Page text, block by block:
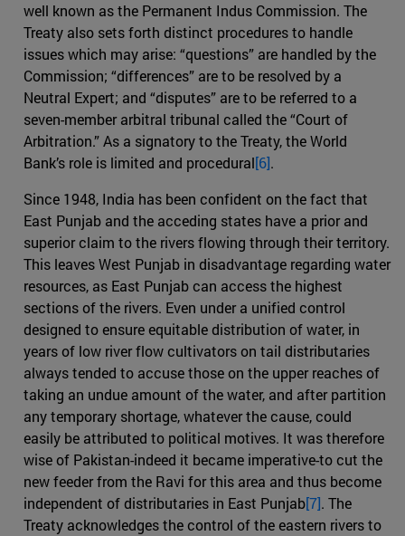
well known as the Permanent Indus Commission. The
Treaty also sets forth distinct procedures to handle
issues which may arise: “questions” are handled by the
Commission; “differences” are to be resolved by a
Neutral Expert; and “disputes” are to be referred to a
seven-member arbitral tribunal called the “Court of
Arbitration.” As a signatory to the Treaty, the World
Bank’s role is limited and procedural[6].
Since 1948, India has been confident on the fact that
East Punjab and the acceding states have a prior and
superior claim to the rivers flowing through their territory.
This leaves West Punjab in disadvantage regarding water
resources, as East Punjab can access the highest
sections of the rivers. Even under a unified control
designed to ensure equitable distribution of water, in
years of low river flow cultivators on tail distributaries
always tended to accuse those on the upper reaches of
taking an undue amount of the water, and after partition
any temporary shortage, whatever the cause, could
easily be attributed to political motives. It was therefore
wise of Pakistan-indeed it became imperative-to cut the
new feeder from the Ravi for this area and thus become
independent of distributaries in East Punjab[7]. The
Treaty acknowledges the control of the eastern rivers to